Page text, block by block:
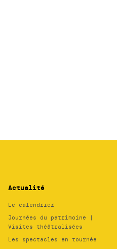
Actualité
Le calendrier
Journées du patrimoine |
Visites théâtralisées
Les spectacles en tournée